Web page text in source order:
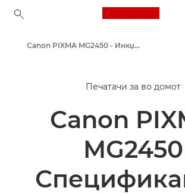
Печатачи од Canon
Canon PIXMA MG2450 - Инкџет фото печатачи
Печатачи за во домот
Canon
MG2450